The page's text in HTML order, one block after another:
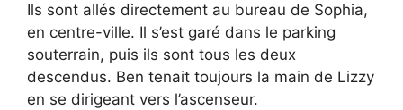
Ils sont allés directement au bureau de Sophia,
en centre-ville. Il s’est garé dans le parking
souterrain, puis ils sont tous les deux
descendus. Ben tenait toujours la main de Lizzy
en se dirigeant vers l’ascenseur.